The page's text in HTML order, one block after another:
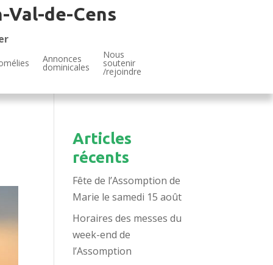
de-Cens
Annonces
dominicales
Nous
soutenir
/rejoindre
Articles
récents
Fête de l’Assomption de
Marie le samedi 15 août
Horaires des messes du
week-end de
l’Assomption